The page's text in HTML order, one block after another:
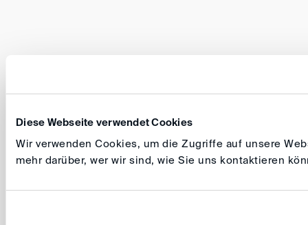
Diese Webseite verwendet Cookies
Wir verwenden Cookies, um die Zugriffe auf unsere
mehr darüber, wer wir sind, wie Sie uns kontaktieren